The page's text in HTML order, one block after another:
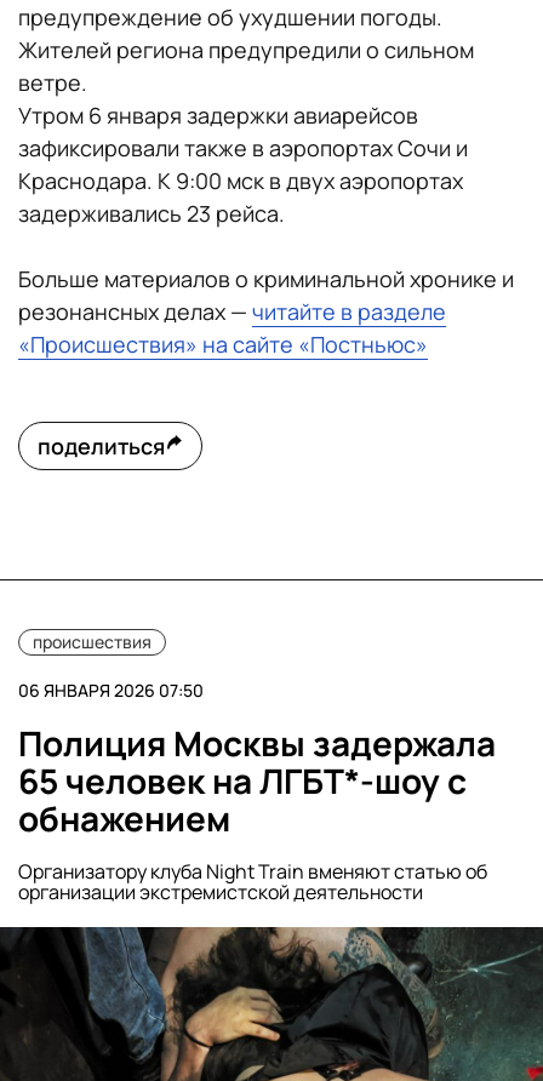
предупреждение об ухудшении погоды.
Жителей региона предупредили о сильном
ветре.
Утром 6 января задержки авиарейсов
зафиксировали также в аэропортах Сочи и
Краснодара. К 9:00 мск в двух аэропортах
задерживались 23 рейса.
Больше материалов о криминальной хронике и
резонансных делах — читайте в разделе
«Происшествия» на сайте «Постньюс»
поделиться
происшествия
06 ЯНВАРЯ 2026 07:50
Полиция Москвы задержала
65 человек на ЛГБТ*-шоу с
обнажением
Организатору клуба Night Train вменяют статью об
организации экстремистской деятельности